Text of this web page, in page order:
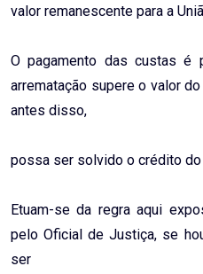
valor remanescente para a
O pagamento das custas é
arrematação supere o valor
antes disso,
possa ser solvido o crédito do
Etuam-se da regra aqui
pelo Oficial de Justiça, se
ser